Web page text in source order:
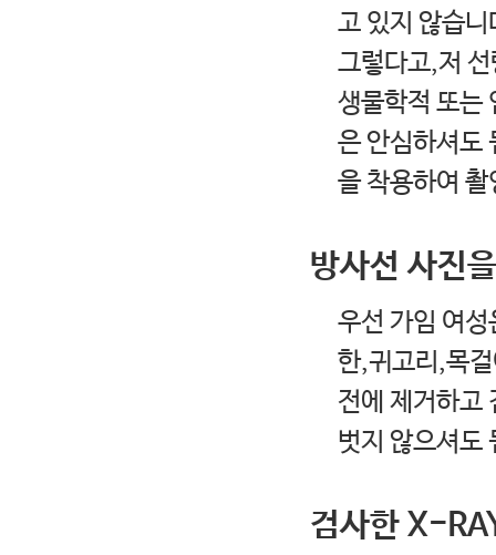
고 있지 않습니
그렇다고,저
생물학적 또는
은 안심하셔도
을 착용하여
방사선 사진
우선 가임 여
한,귀고리,목
전에 제거하고
벗지 않으셔도
검사한 X-